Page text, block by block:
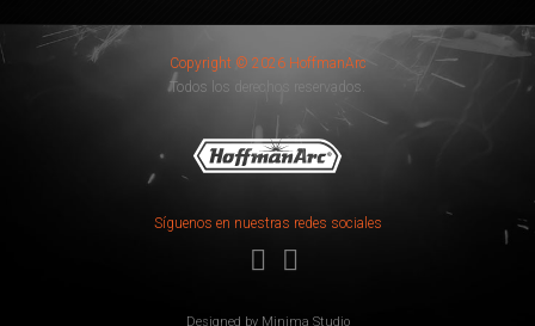
Copyright © 2026 HoffmanArc
Todos los derechos reservados.
Síguenos en nuestras redes sociales
Designed by Minima Studio